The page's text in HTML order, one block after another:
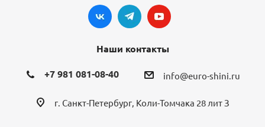
Наши контакты
+7 981 081-08-40 info@euro-shini.ru
г. Санкт-Петербург, Коли-Томчака 28 лит З